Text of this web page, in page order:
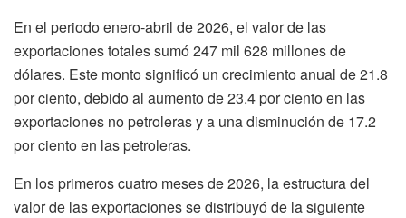
En el periodo enero-abril de 2026, el valor de las
exportaciones totales sumó 247 mil 628 millones de
dólares. Este monto significó un crecimiento anual de 21.8
por ciento, debido al aumento de 23.4 por ciento en las
exportaciones no petroleras y a una disminución de 17.2
por ciento en las petroleras.
En los primeros cuatro meses de 2026, la estructura del
valor de las exportaciones se distribuyó de la siguiente